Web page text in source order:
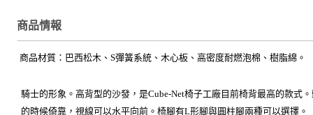
商品情報
商品材質：巴西松木、S彈簧系統、木心板、高密度耐燃泡棉、樹脂綿。
騎士的形象。高背型的沙發，是Cube-Net椅子工廠目前椅背最高的款式
的時候倚靠，視線可以水平向前。椅腳有L形腳與圓柱腳兩種可以選擇。